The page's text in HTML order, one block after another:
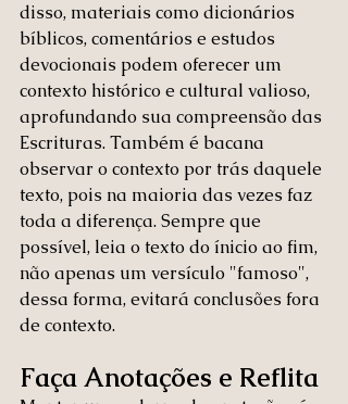
disso, materiais como dicionários
bíblicos, comentários e estudos
devocionais podem oferecer um
contexto histórico e cultural valioso,
aprofundando sua compreensão das
Escrituras. Também é bacana
observar o contexto por trás daquele
texto, pois na maioria das vezes faz
toda a diferença. Sempre que
possível, leia o texto do ínicio ao fim,
não apenas um versículo "famoso",
dessa forma, evitará conclusões fora
de contexto.
Faça Anotações e Reflita